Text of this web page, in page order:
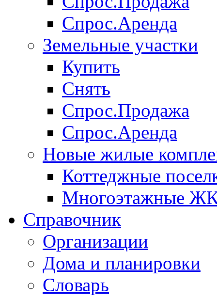
Спрос.Аренда
Земельные участки
Купить
Снять
Спрос.Продажа
Спрос.Аренда
Новые жилые
Коттеджные
Многоэтажные
Справочник
Организации
Дома и планировки
Словарь